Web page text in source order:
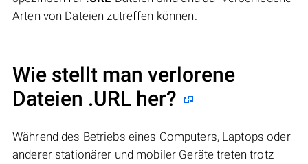
Arten von Dateien zutreffen können.
Wie stellt man verlorene
Dateien .URL her?
Während des Betriebs eines Computers, Laptops oder
anderer stationärer und mobiler Geräte treten trotz